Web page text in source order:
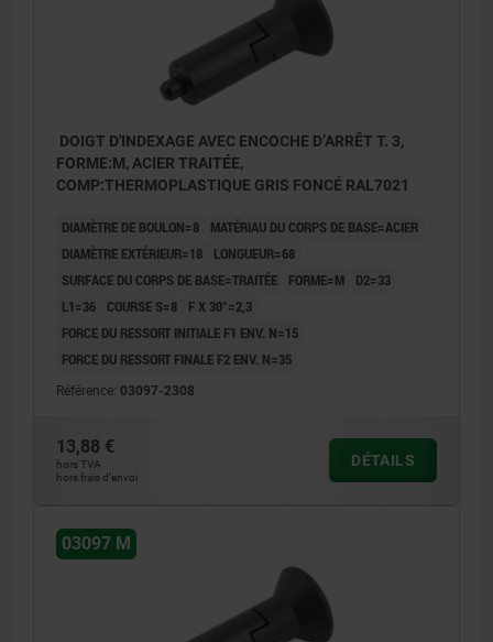
DOIGT D'INDEXAGE AVEC ENCOCHE D’ARRÊT T. 3,
FORME:M, ACIER TRAITÉE,
COMP:THERMOPLASTIQUE GRIS FONCÉ RAL7021
DIAMÈTRE DE BOULON=8
MATÉRIAU DU CORPS DE BASE=ACIER
DIAMÈTRE EXTÉRIEUR=18
LONGUEUR=68
SURFACE DU CORPS DE BASE=TRAITÉE
FORME=M
D2=33
L1=36
COURSE S=8
F X 30°=2,3
FORCE DU RESSORT INITIALE F1 ENV. N=15
FORCE DU RESSORT FINALE F2 ENV. N=35
Référence: 03097-2308
13,88 €
hors TVA
hors frais d’envoi
DÉTAILS
03097 M